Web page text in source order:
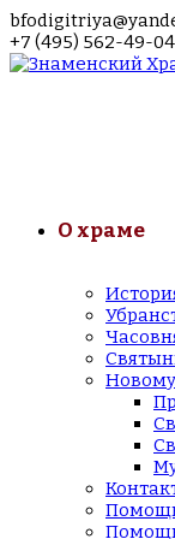
+7 (495) 562-49-04
О храме